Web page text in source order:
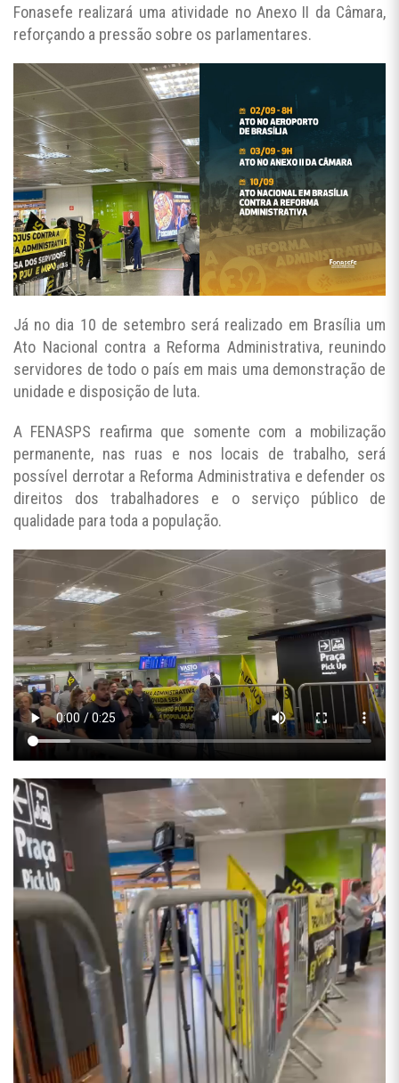
Fonasefe realizará uma atividade no Anexo II da Câmara,
reforçando a pressão sobre os parlamentares.
Já no dia 10 de setembro será realizado em Brasília um
Ato Nacional contra a Reforma Administrativa, reunindo
servidores de todo o país em mais uma demonstração de
unidade e disposição de luta.
A FENASPS reafirma que somente com a mobilização
permanente, nas ruas e nos locais de trabalho, será
possível derrotar a Reforma Administrativa e defender os
direitos dos trabalhadores e o serviço público de
qualidade para toda a população.